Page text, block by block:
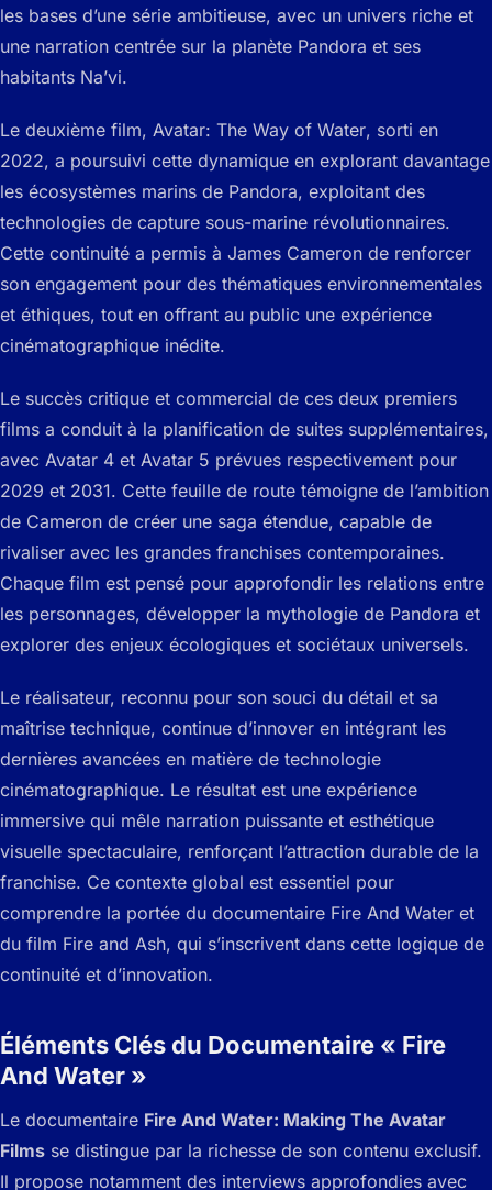
les bases d’une série ambitieuse, avec un univers riche et
une narration centrée sur la planète Pandora et ses
habitants Na’vi.
Le deuxième film, Avatar: The Way of Water, sorti en
2022, a poursuivi cette dynamique en explorant davantage
les écosystèmes marins de Pandora, exploitant des
technologies de capture sous-marine révolutionnaires.
Cette continuité a permis à James Cameron de renforcer
son engagement pour des thématiques environnementales
et éthiques, tout en offrant au public une expérience
cinématographique inédite.
Le succès critique et commercial de ces deux premiers
films a conduit à la planification de suites supplémentaires,
avec Avatar 4 et Avatar 5 prévues respectivement pour
2029 et 2031. Cette feuille de route témoigne de l’ambition
de Cameron de créer une saga étendue, capable de
rivaliser avec les grandes franchises contemporaines.
Chaque film est pensé pour approfondir les relations entre
les personnages, développer la mythologie de Pandora et
explorer des enjeux écologiques et sociétaux universels.
Le réalisateur, reconnu pour son souci du détail et sa
maîtrise technique, continue d’innover en intégrant les
dernières avancées en matière de technologie
cinématographique. Le résultat est une expérience
immersive qui mêle narration puissante et esthétique
visuelle spectaculaire, renforçant l’attraction durable de la
franchise. Ce contexte global est essentiel pour
comprendre la portée du documentaire Fire And Water et
du film Fire and Ash, qui s’inscrivent dans cette logique de
continuité et d’innovation.
Éléments Clés du Documentaire « Fire
And Water »
Le documentaire Fire And Water: Making The Avatar
Films se distingue par la richesse de son contenu exclusif.
Il propose notamment des interviews approfondies avec